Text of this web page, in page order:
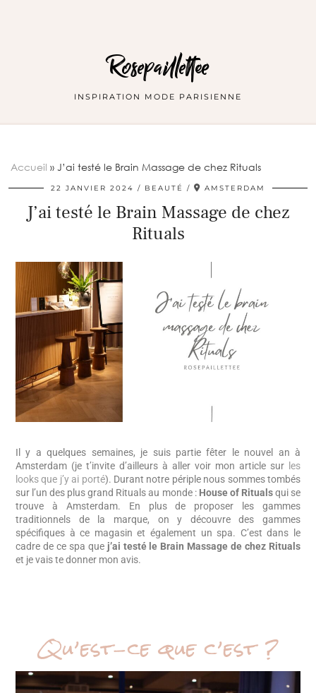
Rosepaillettee
INSPIRATION MODE PARISIENNE
Accueil » J’ai testé le Brain Massage de chez Rituals
22 JANVIER 2024 BEAUTÉ AMSTERDAM
J’ai testé le Brain Massage de chez
Rituals
Il y a quelques semaines, je suis partie fêter le nouvel an à
Amsterdam (je t’invite d’ailleurs à aller voir mon article sur les
looks que j’y ai porté). Durant notre périple nous sommes tombés
sur l’un des plus grand Rituals au monde : House of Ritualsqui se
trouve à Amsterdam. En plus de proposer les gammes
traditionnels de la marque, on y découvre des gammes
spécifiques à ce magasin et également un spa. C’est dans le
cadre de ce spa quej’ai testé le Brain Massage de chez Rituals
et je vais te donner mon avis.
Qu’est-ce que c’est ?